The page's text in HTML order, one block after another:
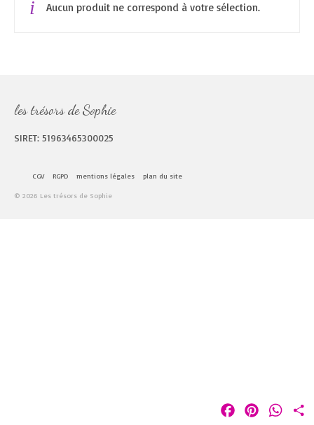
Aucun produit ne correspond à votre sélection.
les trésors de Sophie
SIRET: 51963465300025
CGV RGPD mentions légales plan du site
© 2026 Les trésors de Sophie
FacebookPinterest